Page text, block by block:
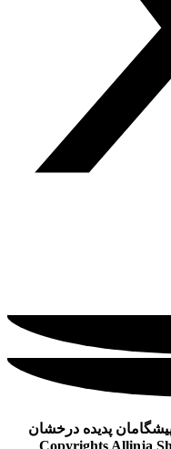
پدیده درخشان